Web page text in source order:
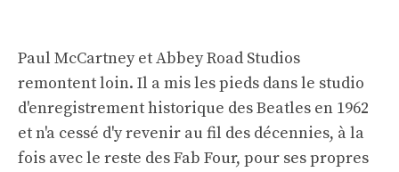
Paul McCartney et Abbey Road Studios
remontent loin. Il a mis les pieds dans le studio
d'enregistrement historique des Beatles en 1962
et n'a cessé d'y revenir au fil des décennies, à la
fois avec le reste des Fab Four, pour ses propres